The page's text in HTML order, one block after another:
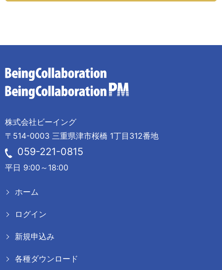
株式会社ビーイング
〒514-0003 三重県津市桜橋 1丁目312番地
059-221-0815
平日 9:00～18:00
ホーム
ログイン
新規申込み
各種ダウンロード